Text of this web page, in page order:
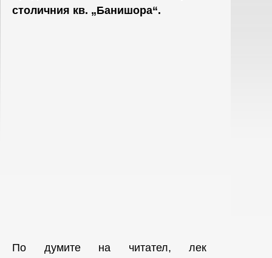
столичния кв. „Банишора“.
По думите на читател, лек